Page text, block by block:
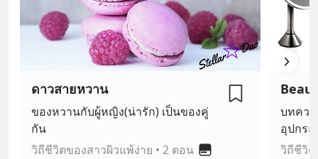
ดาวสายหวาน
ของหวานกับผู้หญิง(น่ารัก) เป็นของคู่
กัน
วิถีชีวิตของสาวผิวแพ้ง่าย • 2 ตอน
บทควา
อุปกร
พรรณ
วิถีชีวิต